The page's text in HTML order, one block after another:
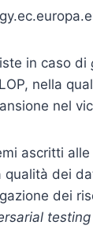
in caso di
nella
nel
ascritti
dei
dei
testing